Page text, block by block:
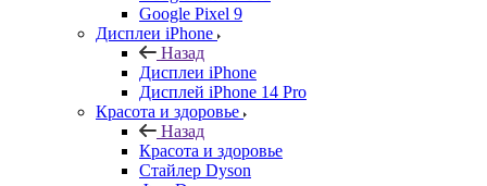
Google Pixel 9
Дисплеи iPhone
Назад
Дисплеи iPhone
Дисплей iPhone 14 Pro
Красота и здоровье
Назад
Красота и здоровье
Стайлер Dyson